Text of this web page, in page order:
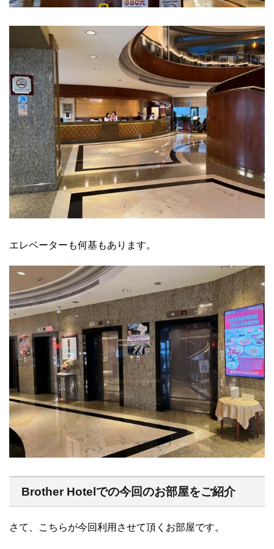
エレベーターも何基もあります。
Brother Hotelでの今回のお部屋をご紹介
さて、こちらが今回利用させて頂くお部屋です。